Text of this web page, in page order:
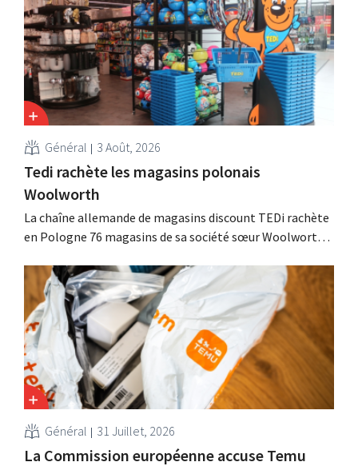
Général 3 Août, 2026
Tedi rachète les magasins polonais
Woolworth
La chaîne allemande de magasins discount TEDi rachète
en Pologne 76 magasins de sa société sœur Woolworth,
discount non alimentaire nourrissent des ambitions de
croissance en Europe.
Général 31 Juillet, 2026
La Commission européenne accuse Temu